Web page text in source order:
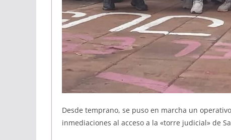
Desde temprano, se puso en marcha un
inmediaciones al acceso a la «torre judicial» de